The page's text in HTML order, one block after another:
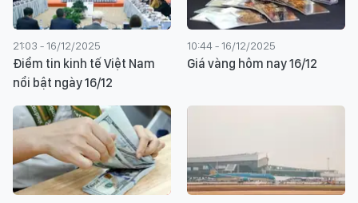
21:03 - 16/12/2025
Điểm tin kinh tế Việt Nam
nổi bật ngày 16/12
10:44 - 16/12/2025
Giá vàng hôm nay 16/12